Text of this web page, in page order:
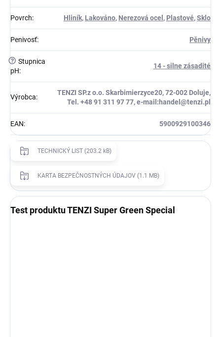
Povrch: Hliník, Lakováno, Nerezová ocel , Plastové,Sklo
Penivosť: Pěnivy
? Stupnica
pH:
14 - silne zásadité
Výrobca:
TENZI SP.z o.o. Skarbimierzyce20, 72-002 Doluje,
Tel. +48 91 311 97 77, e-mail:handel@tenzi.pl
EAN: 5900929100346
TECHNICKÝ LIST (203.2 kB)
KARTA BEZPEČNOSTNÝCH ÚDAJOV (1.1 MB)
Test produktu TENZI Super Green Special